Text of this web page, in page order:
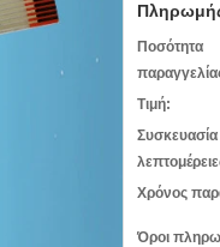
Ποσότητα
Τιμή:
Συσκευασία
Χρόνος
Όροι